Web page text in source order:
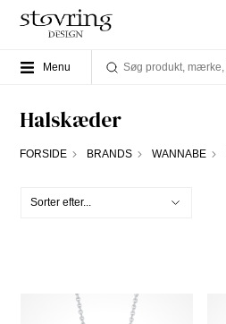
Menu
Halskæder
FORSIDE BRANDS WANNABE